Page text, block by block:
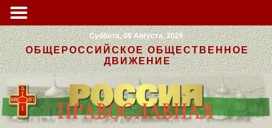
Суббота, 08 Августа, 2026
ОБЩЕРОССИЙСКОЕ ОБЩЕСТВЕННОЕ
ДВИЖЕНИЕ